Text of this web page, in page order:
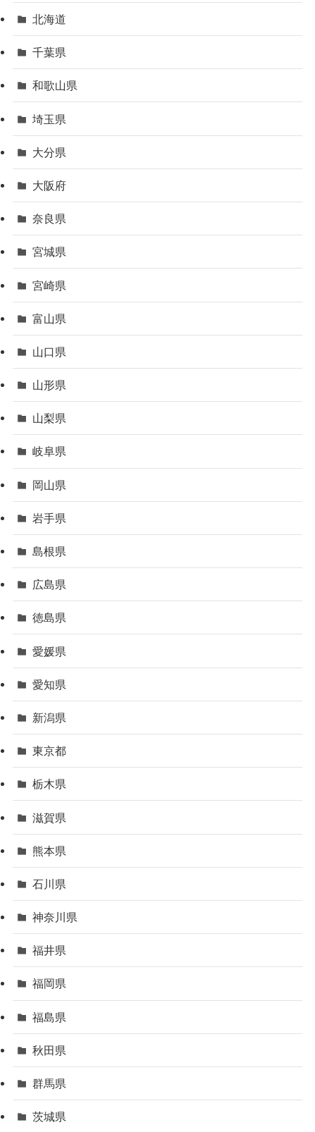
北海道
千葉県
和歌山県
埼玉県
大分県
大阪府
奈良県
宮城県
宮崎県
富山県
山口県
山形県
山梨県
岐阜県
岡山県
岩手県
島根県
広島県
徳島県
愛媛県
愛知県
新潟県
東京都
栃木県
滋賀県
熊本県
石川県
神奈川県
福井県
福岡県
福島県
秋田県
群馬県
茨城県